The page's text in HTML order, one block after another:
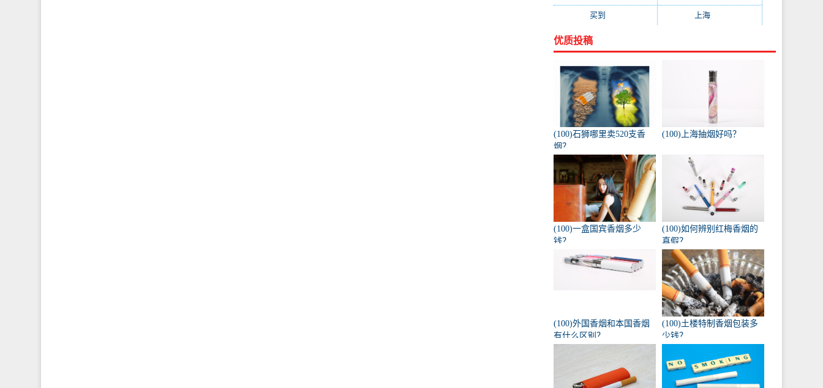
买到 上海(70)
优质投稿
(100)石狮哪里卖520支香
烟？
(100)上海抽烟好吗？
(100)一盒国宾香烟多少
钱？
(100)如何辨别红梅香烟的
真假？
(100)外国香烟和本国香烟
有什么区别？
(100)土楼特制香烟包装多
少钱？